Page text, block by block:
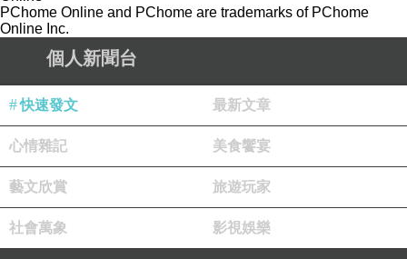
「你的傷？」季雪的目光仍充滿著關心。
這樣就夠了。
要砍我，是李勳幫我擋了兩刀，不然我現在一定
PChome Online and PChome are trademarks of PChome
Online Inc.
個人新聞台
快速發文 最新文章
心情雜記 美食饗宴
藝文欣賞 旅遊玩家
社會萬象 影視娛樂